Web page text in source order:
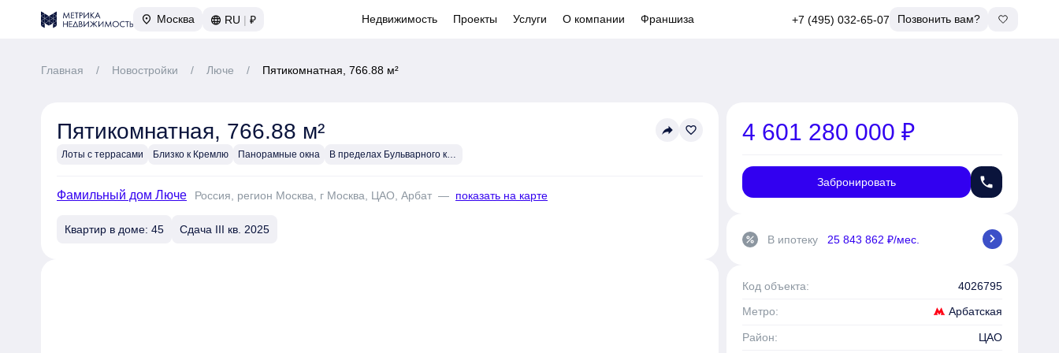
Москва RU | ₽ Недвижимость Проекты Услуги О компании Франшиза +7 (495) 032-65-07 Позвонить вам?
Главная / Новостройки / Люче / Пятикомнатная, 766.88 м²
Пятикомнатная, 766.88 м²
Лоты с террасами Близко к Кремлю Панорамные окна В пределах Бульварного кольца
reply favorite_border
Фамильный дом Люче Россия, регион Москва, г Москва, ЦАО, Арбат — показать на карте
Квартир в доме: 45 Сдача III кв. 2025
4 601 280 000 ₽
Забронировать phone
percent В ипотеку 25 843 862 ₽/мес. chevron_right
Код объекта: 4026795
Метро: Арбатская
Район:
ЦАО